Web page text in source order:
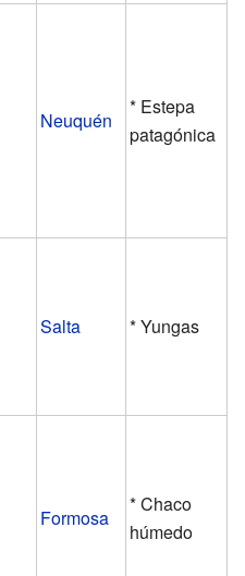
Neuquén
* Estepa
patagónica
Salta * Yungas
Formosa
* Chaco
húmedo